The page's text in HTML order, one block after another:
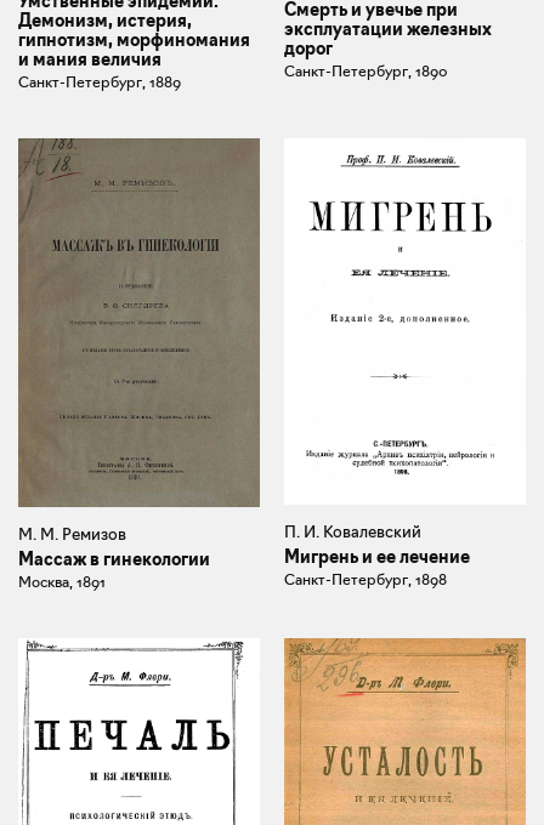
Демонизм, истерия,
гипнотизм, морфиномания
и мания величия
Санкт-Петербург, 1889
Смерть и увечье при
эксплуатации железных
дорог
Санкт-Петербург, 1890
М. М. Ремизов
Массаж в гинекологии
Москва, 1891
П. И. Ковалевский
Мигрень и ее лечение
Санкт-Петербург, 1898